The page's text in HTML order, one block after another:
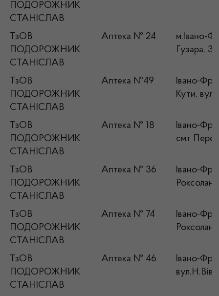
ПОДОРОЖНИК
СТАНІСЛАВ
ТзОВ
ПОДОРОЖНИК
СТАНІСЛАВ
Аптека № 24
м.Івано-
Гузара,
ТзОВ
ПОДОРОЖНИК
СТАНІСЛАВ
Аптека №49
Івано-
Кути,
ТзОВ
ПОДОРОЖНИК
СТАНІСЛАВ
Аптека № 18
Івано-
смт
ТзОВ
ПОДОРОЖНИК
СТАНІСЛАВ
Аптека № 36
Івано-
ТзОВ
ПОДОРОЖНИК
СТАНІСЛАВ
Аптека № 74
Івано-
ТзОВ
ПОДОРОЖНИК
СТАНІСЛАВ
Аптека № 46
Івано-